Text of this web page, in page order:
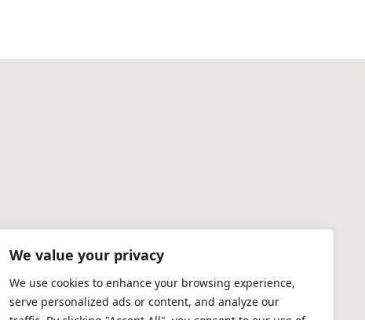
We value your privacy
We use cookies to enhance your browsing experience,
serve personalized ads or content, and analyze our